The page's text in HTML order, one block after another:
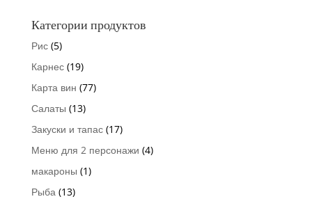
Категории продуктов
Рис (5)
Карнес (19)
Карта вин (77)
Салаты (13)
Закуски и тапас (17)
Меню для 2 персонажи (4)
макароны (1)
Рыба (13)